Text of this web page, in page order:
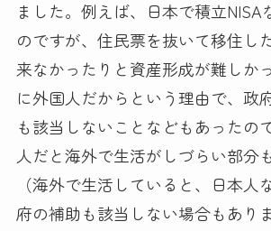
ました。例えば、日本で積立NISA
のですが、住民票を抜いて移住し
来なかったりと資産形成が難しか
に外国人だからという理由で、政
も該当しないことなどもあったの
人だと海外で生活がしづらい部分
（海外で生活していると、日本人
府の補助も該当しない場合もありま